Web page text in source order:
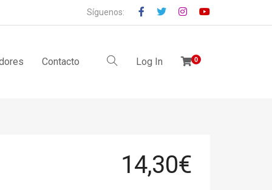
Síguenos:
Contacto Log In 0
14,30€